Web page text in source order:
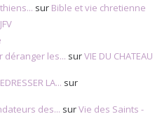
sur Bible et vie chretienne
déranger les... surVIE DU CHATEAU
LA... sur
des... surVie des Saints -